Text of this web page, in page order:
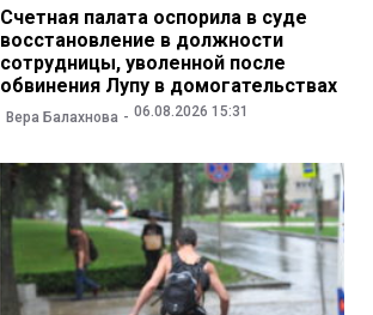
Счетная палата оспорила в суде
восстановление в должности
сотрудницы, уволенной после
обвинения Лупу в домогательствах
Вера Балахнова 06.08.2026 15:31